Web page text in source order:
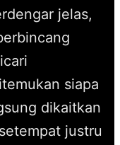
jelas,
siapa
dikaitkan
justru